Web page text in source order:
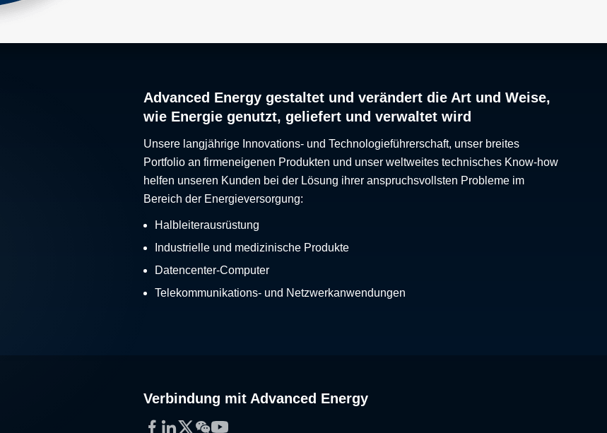
Advanced Energy gestaltet und verändert die Art und Weise,
wie Energie genutzt, geliefert und verwaltet wird
Unsere langjährige Innovations- und Technologieführerschaft, unser breites
Portfolio an firmeneigenen Produkten und unser weltweites technisches Know-how
helfen unseren Kunden bei der Lösung ihrer anspruchsvollsten Probleme im
Bereich der Energieversorgung:
Halbleiterausrüstung
Industrielle und medizinische Produkte
Datencenter-Computer
Telekommunikations- und Netzwerkanwendungen
Verbindung mit Advanced Energy
Facebook
LinkedIn
Twitter
WeChat
YouTube